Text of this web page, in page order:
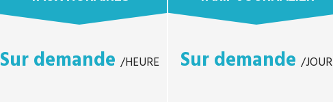
Sur demande /HEURE Sur demande /JOUR